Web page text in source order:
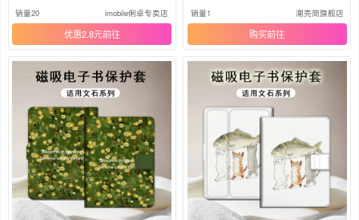
Note电子书BOOX卡通保护套Pag
e电纸书x5s壳潮
销量20 imobile俐卓专卖店
优惠2.8元
mini/tab8c磁吸turbo3文石poke5/
6s墨水屏壳
销量1 潮壳简旗舰店
购买